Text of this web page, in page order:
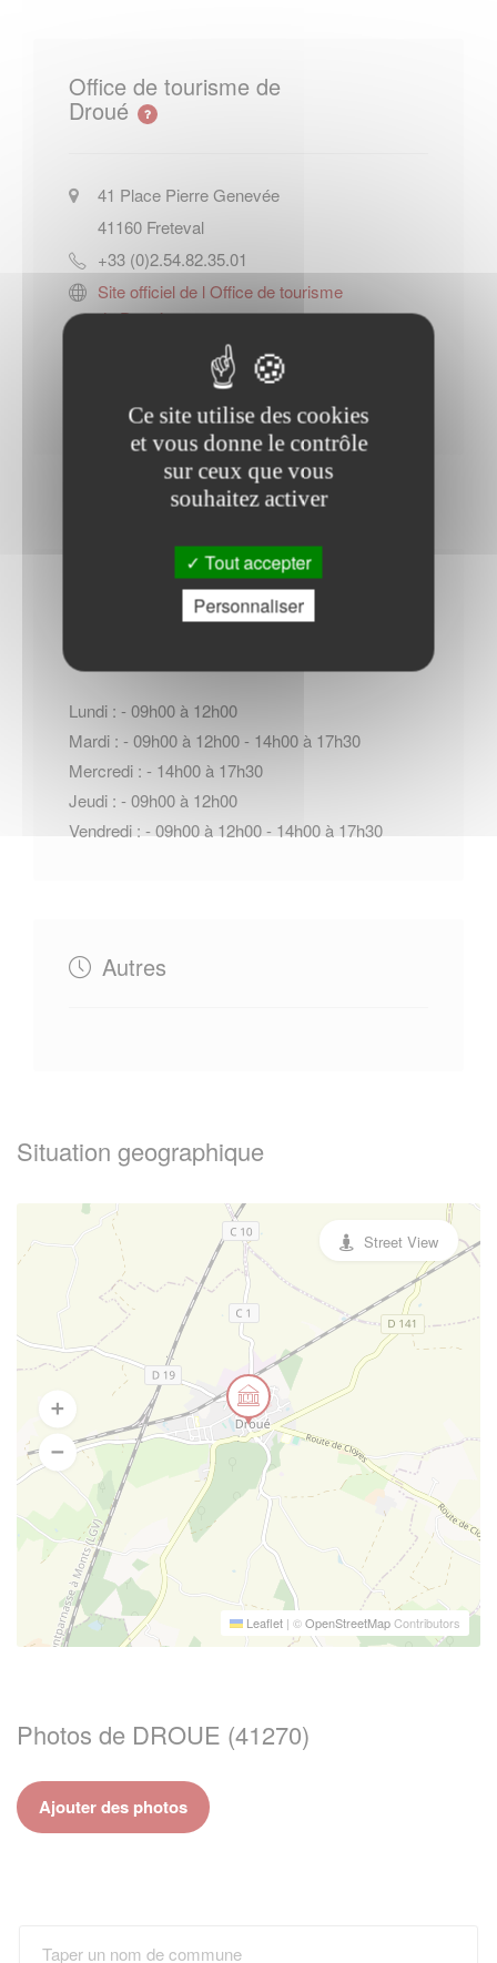
Office de tourisme de
Droué
41 Place Pierre Genevée
41160 Freteval
+33 (0)2.54.82.35.01
Site officiel de l Office de tourisme
de Droué
Contacter l'office de tourisme
Horaires Mairie
Lundi : - 09h00 à 12h00
Mardi : - 09h00 à 12h00 - 14h00 à 17h30
Mercredi : - 14h00 à 17h30
Jeudi : - 09h00 à 12h00
Vendredi : - 09h00 à 12h00 - 14h00 à 17h30
Autres
Situation geographique
Leaflet | ©OpenStreetMapContributors
Street View
Photos de DROUE (41270)
Ajouter des photos
Ce site utilise des cookies
et vous donne le contrôle
sur ceux que vous
souhaitez activer
Tout accepter
Personnaliser